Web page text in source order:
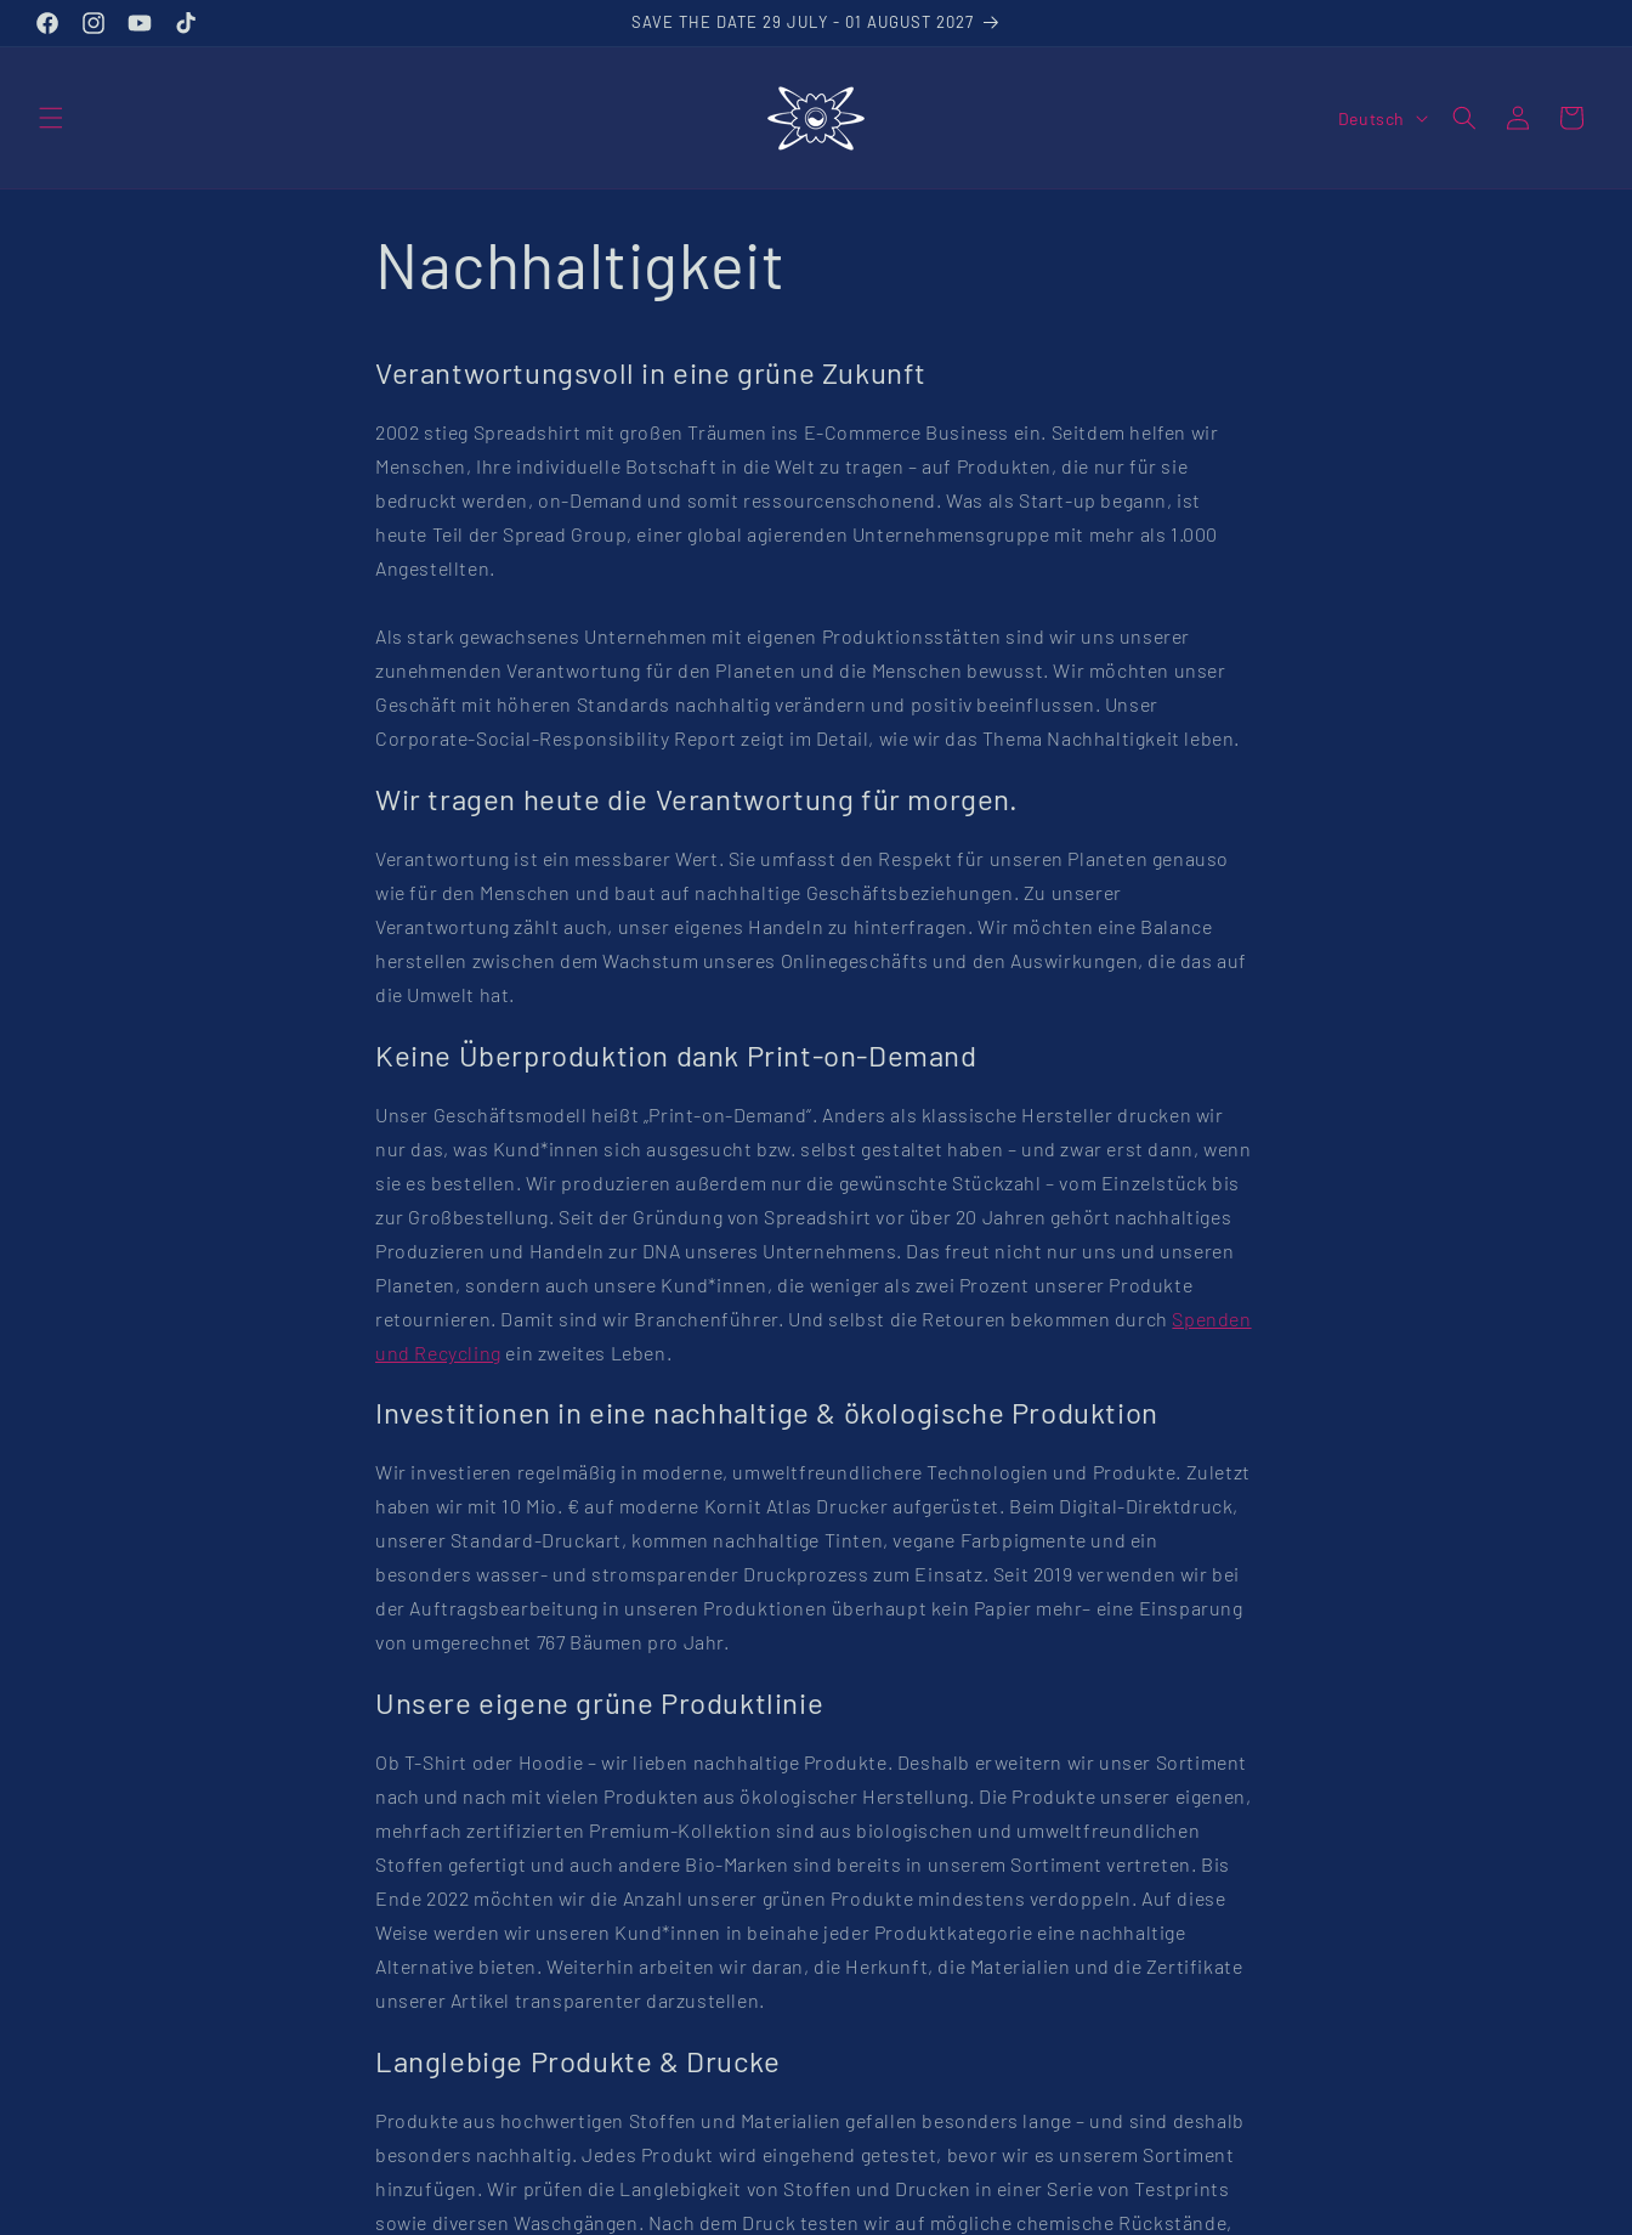
zum
FacebookInstagramYouTubeTikTok
SAVE THE DATE 29 JULY - 01 AUGUST 2027
S
r
Deutsch EinloggenWarenkorb
Nachhaltigkeit
Verantwortungsvoll in eine grüne Zukunft
2002 stieg Spreadshirt mit großen Träumen ins E-Commerce Business ein. Seitdem helfen wir
Menschen, Ihre individuelle Botschaft in die Welt zu tragen – auf Produkten, die nur für sie
bedruckt werden, on-Demand und somit ressourcenschonend. Was als Start-up begann, ist
heute Teil der Spread Group, einer global agierenden Unternehmensgruppe mit mehr als 1.000
Angestellten.
Als stark gewachsenes Unternehmen mit eigenen Produktionsstätten sind wir uns unserer
zunehmenden Verantwortung für den Planeten und die Menschen bewusst. Wir möchten unser
Geschäft mit höheren Standards nachhaltig verändern und positiv beeinflussen. Unser
Corporate-Social-Responsibility Report zeigt im Detail, wie wir das Thema Nachhaltigkeit leben.
Wir tragen heute die Verantwortung für morgen.
Verantwortung ist ein messbarer Wert. Sie umfasst den Respekt für unseren Planeten genauso
wie für den Menschen und baut auf nachhaltige Geschäftsbeziehungen. Zu unserer
Verantwortung zählt auch, unser eigenes Handeln zu hinterfragen. Wir möchten eine Balance
herstellen zwischen dem Wachstum unseres Onlinegeschäfts und den Auswirkungen, die das auf
die Umwelt hat.
Keine Überproduktion dank Print-on-Demand
Unser Geschäftsmodell heißt „Print-on-Demand“. Anders als klassische Hersteller drucken wir
nur das, was Kund*innen sich ausgesucht bzw. selbst gestaltet haben – und zwar erst dann, wenn
sie es bestellen. Wir produzieren außerdem nur die gewünschte Stückzahl – vom Einzelstück bis
zur Großbestellung. Seit der Gründung von Spreadshirt vor über 20 Jahren gehört nachhaltiges
Produzieren und Handeln zur DNA unseres Unternehmens. Das freut nicht nur uns und unseren
Planeten, sondern auch unsere Kund*innen, die weniger als zwei Prozent unserer Produkte
retournieren. Damit sind wir Branchenführer. Und selbst die Retouren bekommen durch Spenden
und Recycling ein zweites Leben.
Investitionen in eine nachhaltige & ökologische Produktion
Wir investieren regelmäßig in moderne, umweltfreundlichere Technologien und Produkte. Zuletzt
haben wir mit 10 Mio. € auf moderne Kornit Atlas Drucker aufgerüstet. Beim Digital-Direktdruck,
unserer Standard-Druckart, kommen nachhaltige Tinten, vegane Farbpigmente und ein
besonders wasser- und stromsparender Druckprozess zum Einsatz. Seit 2019 verwenden wir bei
der Auftragsbearbeitung in unseren Produktionen überhaupt kein Papier mehr– eine Einsparung
von umgerechnet 767 Bäumen pro Jahr.
Unsere eigene grüne Produktlinie
Ob T-Shirt oder Hoodie – wir lieben nachhaltige Produkte. Deshalb erweitern wir unser Sortiment
nach und nach mit vielen Produkten aus ökologischer Herstellung. Die Produkte unserer eigenen,
mehrfach zertifizierten Premium-Kollektion sind aus biologischen und umweltfreundlichen
Stoffen gefertigt und auch andere Bio-Marken sind bereits in unserem Sortiment vertreten. Bis
Ende 2022 möchten wir die Anzahl unserer grünen Produkte mindestens verdoppeln. Auf diese
Weise werden wir unseren Kund*innen in beinahe jeder Produktkategorie eine nachhaltige
Alternative bieten. Weiterhin arbeiten wir daran, die Herkunft, die Materialien und die Zertifikate
unserer Artikel transparenter darzustellen.
Langlebige Produkte & Drucke
Produkte aus hochwertigen Stoffen und Materialien gefallen besonders lange – und sind deshalb
besonders nachhaltig. Jedes Produkt wird eingehend getestet, bevor wir es unserem Sortiment
hinzufügen. Wir prüfen die Langlebigkeit von Stoffen und Drucken in einer Serie von Testprints
sowie diversen Waschgängen. Nach dem Druck testen wir auf mögliche chemische Rückstände,